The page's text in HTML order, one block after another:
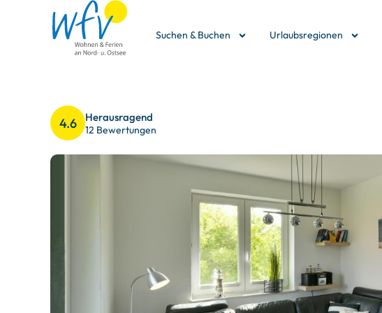
Suchen & Buchen Urlaubsregionen
4.6 Herausragend
12 Bewertungen